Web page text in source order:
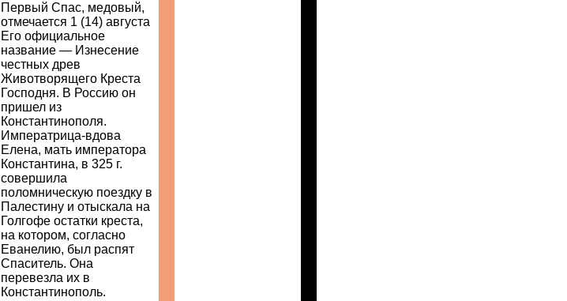
Первый Спас, медовый,
отмечается 1 (14) августа
Его официальное
название — Изнесение
честных древ
Животворящего Креста
Господня. В Россию он
пришел из
Константинополя.
Императрица-вдова
Елена, мать императора
Константина, в 325 г.
совершила
поломническую поездку в
Палестину и отыскала на
Голгофе остатки креста,
на котором, согласно
Еванелию, был распят
Спаситель. Она
перевезла их в
Константинополь.